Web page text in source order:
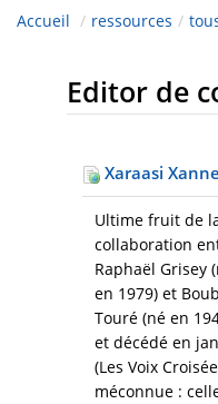
Accueil / ressources /
Editor de
Xaraasi
Ultime fruit de
collaboration
Raphaël Grisey
en 1979) et
Touré (né en
et décédé en
(Les Voix
méconnue :